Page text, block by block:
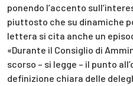
ponendo l’accento
piuttosto che su dinamiche
lettera si cita anche un
«Durante il Consiglio di
scorso – si legge – il punto
definizione chiara delle